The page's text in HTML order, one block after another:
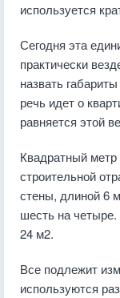
используется
Сегодня эта
практически
назвать
речь идет о
равняется этой
Квадратный метр
строительной
стены, длиной 6
шесть на
24 м2.
Все подлежит
используются